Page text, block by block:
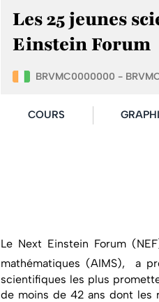
Les 25 jeunes
Einstein Forum
BRVMC0000000 -
COURS
Le Next Einstein Forum
mathématiques (AIMS), a
scientifiques les plus
de moins de 42 ans dont les